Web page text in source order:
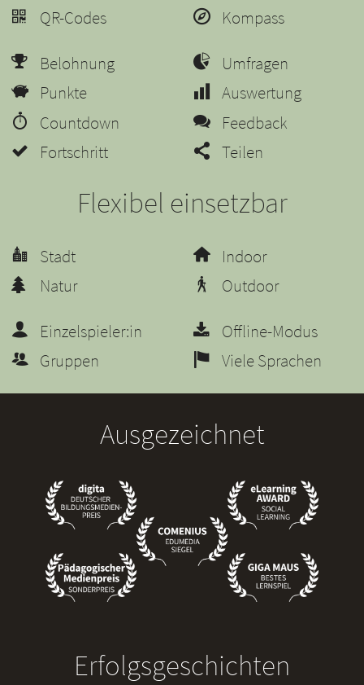
QR-Codes Kompass
Belohnung
Punkte
Countdown
Fortschritt
Umfragen
Auswertung
Feedback
Teilen
Flexibel einsetzbar
Stadt
Natur
Indoor
Outdoor
Einzelspieler:in
Gruppen
Offline-Modus
Viele Sprachen
Ausgezeichnet
Erfolgsgeschichten